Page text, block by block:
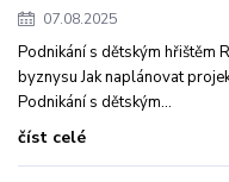
07.08.2025
Podnikání s dětským hřištěm
byznysu Jak naplánovat
Podnikání s dětským...
číst celé